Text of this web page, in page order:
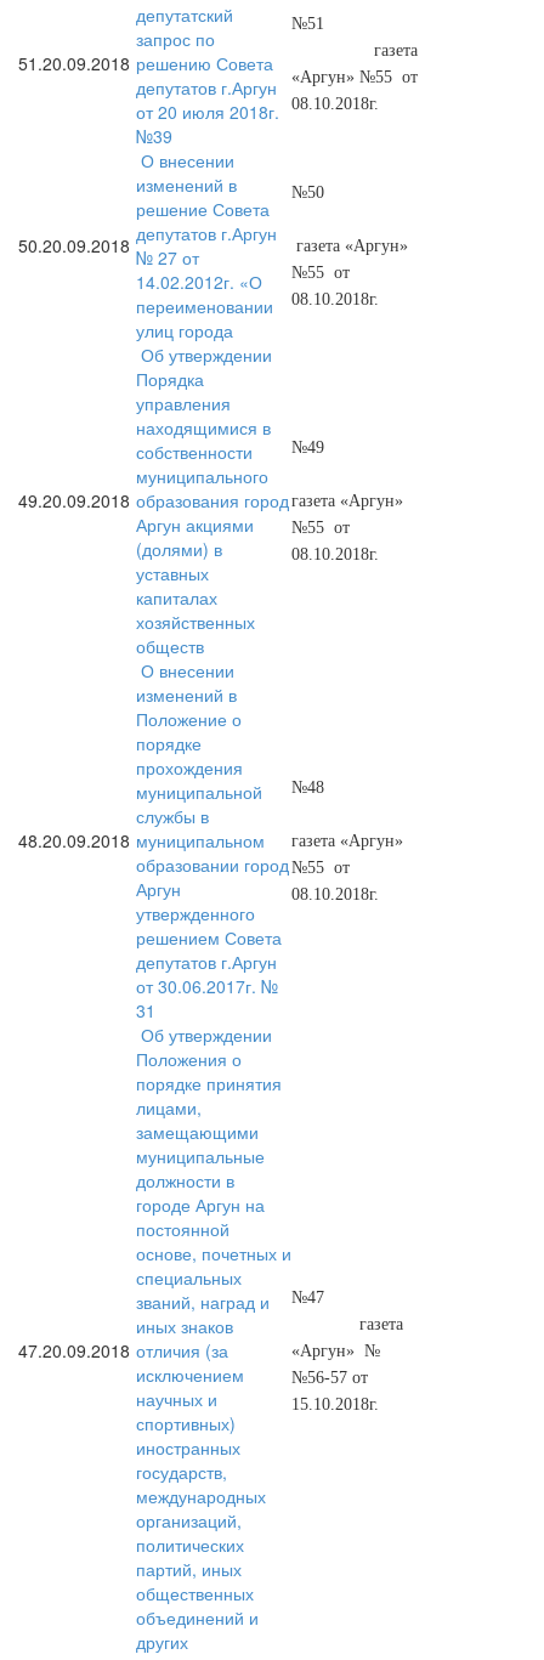
51.20.09.2018
депутатский
запрос по
решению Совета
депутатов г.Аргун
от 20 июля 2018г.
№39
№51
газета
«Аргун» №55 от
08.10.2018г.
50.20.09.2018
О внесении
изменений в
решение Совета
депутатов г.Аргун
№ 27 от
14.02.2012г. «О
переименовании
улиц города
№50
газета «Аргун»
№55 от
08.10.2018г.
49.20.09.2018
Об утверждении
Порядка
управления
находящимися в
собственности
муниципального
образования город
Аргун акциями
(долями) в
уставных
капиталах
хозяйственных
обществ
№49
газета «Аргун»
№55 от
08.10.2018г.
48.20.09.2018
О внесении
изменений в
Положение о
порядке
прохождения
муниципальной
службы в
муниципальном
образовании город
Аргун
утвержденного
решением Совета
депутатов г.Аргун
от 30.06.2017г. №
31
№48
газета «Аргун»
№55 от
08.10.2018г.
47.20.09.2018
Об утверждении
Положения о
порядке принятия
лицами,
замещающими
муниципальные
должности в
городе Аргун на
постоянной
основе, почетных и
специальных
званий, наград и
иных знаков
отличия (за
исключением
научных и
спортивных)
иностранных
государств,
международных
организаций,
политических
партий, иных
общественных
объединений и
других
№47
газета
«Аргун» №
№56-57 от
15.10.2018г.